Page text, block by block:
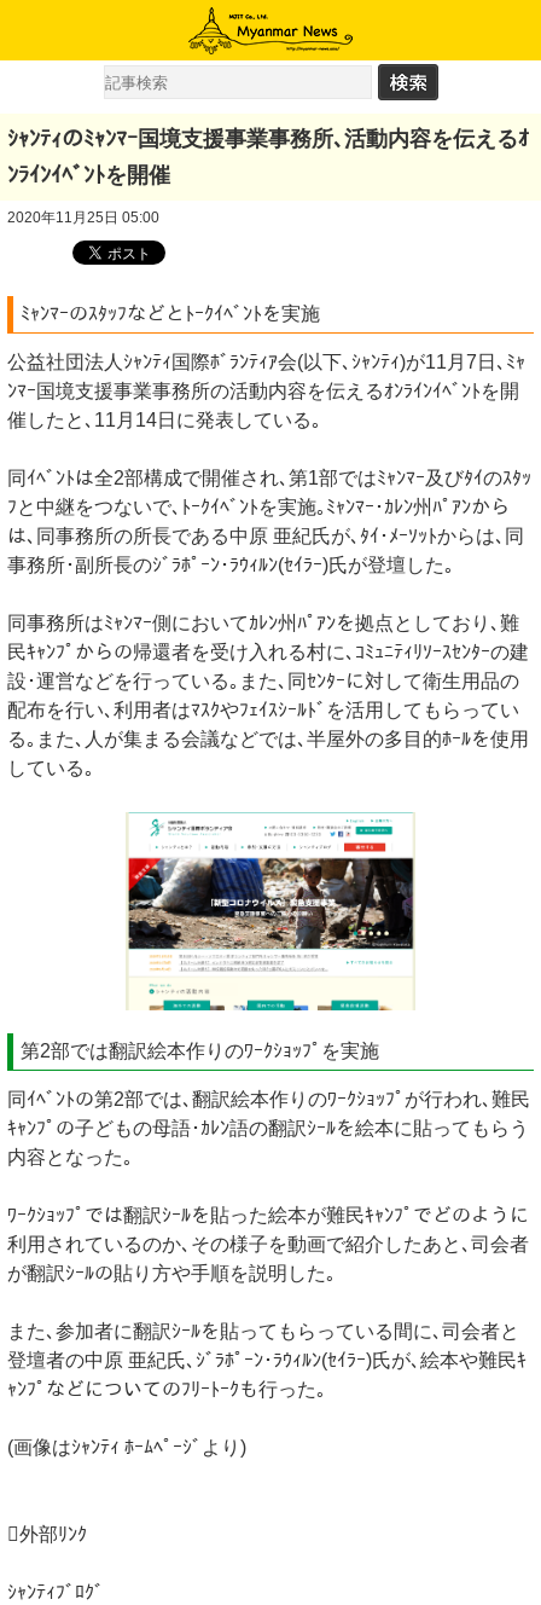
ｼｬﾝﾃｨのﾐｬﾝﾏｰ国境支援事業事務所､活動内容を伝えるｵ
ﾝﾗｲﾝｲﾍﾞﾝﾄを開催
2020年11月25日 05:00
ﾐｬﾝﾏｰのｽﾀｯﾌなどとﾄｰｸｲﾍﾞﾝﾄを実施
公益社団法人ｼｬﾝﾃｨ国際ﾎﾞﾗﾝﾃｨｱ会(以下､ｼｬﾝﾃｨ)が11月7日､ﾐｬ
ﾝﾏｰ国境支援事業事務所の活動内容を伝えるｵﾝﾗｲﾝｲﾍﾞﾝﾄを開
催したと､11月14日に発表している｡
同ｲﾍﾞﾝﾄは全2部構成で開催され､第1部ではﾐｬﾝﾏｰ及びﾀｲのｽﾀｯ
ﾌと中継をつないで､ﾄｰｸｲﾍﾞﾝﾄを実施｡ﾐｬﾝﾏｰ･ｶﾚﾝ州ﾊﾟｱﾝから
は､同事務所の所長である中原 亜紀氏が､ﾀｲ･ﾒｰｿｯﾄからは､同
事務所･副所長のｼﾞﾗﾎﾟｰﾝ･ﾗｳｨﾙﾝ(ｾｲﾗｰ)氏が登壇した｡
同事務所はﾐｬﾝﾏｰ側においてｶﾚﾝ州ﾊﾟｱﾝを拠点としており､難
民ｷｬﾝﾌﾟからの帰還者を受け入れる村に､ｺﾐｭﾆﾃｨﾘｿｰｽｾﾝﾀｰの建
設･運営などを行っている｡また､同ｾﾝﾀｰに対して衛生用品の
配布を行い､利用者はﾏｽｸやﾌｪｲｽｼｰﾙﾄﾞを活用してもらってい
る｡また､人が集まる会議などでは､半屋外の多目的ﾎｰﾙを使用
している｡
第2部では翻訳絵本作りのﾜｰｸｼｮｯﾌﾟを実施
同ｲﾍﾞﾝﾄの第2部では､翻訳絵本作りのﾜｰｸｼｮｯﾌﾟが行われ､難民
ｷｬﾝﾌﾟの子どもの母語･ｶﾚﾝ語の翻訳ｼｰﾙを絵本に貼ってもらう
内容となった｡
ﾜｰｸｼｮｯﾌﾟでは翻訳ｼｰﾙを貼った絵本が難民ｷｬﾝﾌﾟでどのように
利用されているのか､その様子を動画で紹介したあと､司会者
が翻訳ｼｰﾙの貼り方や手順を説明した｡
また､参加者に翻訳ｼｰﾙを貼ってもらっている間に､司会者と
登壇者の中原 亜紀氏､ｼﾞﾗﾎﾟｰﾝ･ﾗｳｨﾙﾝ(ｾｲﾗｰ)氏が､絵本や難民ｷ
ｬﾝﾌﾟなどについてのﾌﾘｰﾄｰｸも行った｡
(画像はｼｬﾝﾃｨ ﾎｰﾑﾍﾟｰｼﾞより)
外部ﾘﾝｸ
ｼｬﾝﾃｨﾌﾞﾛｸﾞ